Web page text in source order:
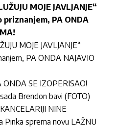
MOJE JAVLJANJE“
PA ONDA
MOJE JAVLJANJE“
PA ONDA NAJAVIO
ONDA SE IZOPERISAO!
Brendon bavi (FOTO)
NINE
Pinka sprema novu LAŽNU